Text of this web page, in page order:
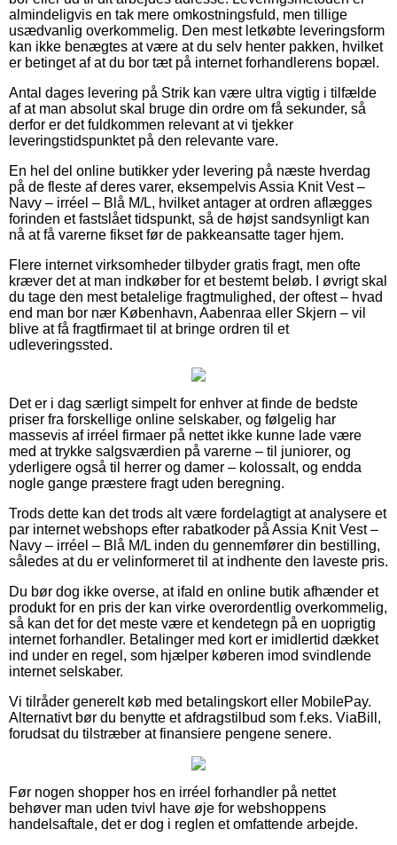
almindeligvis en tak mere omkostningsfuld, men tillige
usædvanlig overkommelig. Den mest letkøbte leveringsform
kan ikke benægtes at være at du selv henter pakken, hvilket
er betinget af at du bor tæt på internet forhandlerens bopæl.
Antal dages levering på Strik kan være ultra vigtig i tilfælde
af at man absolut skal bruge din ordre om få sekunder, så
derfor er det fuldkommen relevant at vi tjekker
leveringstidspunktet på den relevante vare.
En hel del online butikker yder levering på næste hverdag
på de fleste af deres varer, eksempelvis Assia Knit Vest –
Navy – irréel – Blå M/L, hvilket antager at ordren aflægges
forinden et fastslået tidspunkt, så de højst sandsynligt kan
nå at få varerne fikset før de pakkeansatte tager hjem.
Flere internet virksomheder tilbyder gratis fragt, men ofte
kræver det at man indkøber for et bestemt beløb. I øvrigt skal
du tage den mest betalelige fragtmulighed, der oftest – hvad
end man bor nær København, Aabenraa eller Skjern – vil
blive at få fragtfirmaet til at bringe ordren til et
udleveringssted.
Det er i dag særligt simpelt for enhver at finde de bedste
priser fra forskellige online selskaber, og følgelig har
massevis af irréel firmaer på nettet ikke kunne lade være
med at trykke salgsværdien på varerne – til juniorer, og
yderligere også til herrer og damer – kolossalt, og endda
nogle gange præstere fragt uden beregning.
Trods dette kan det trods alt være fordelagtigt at analysere et
par internet webshops efter rabatkoder på Assia Knit Vest –
Navy – irréel – Blå M/L inden du gennemfører din bestilling,
således at du er velinformeret til at indhente den laveste pris.
Du bør dog ikke overse, at ifald en online butik afhænder et
produkt for en pris der kan virke overordentlig overkommelig,
så kan det for det meste være et kendetegn på en uoprigtig
internet forhandler. Betalinger med kort er imidlertid dækket
ind under en regel, som hjælper køberen imod svindlende
internet selskaber.
Vi tilråder generelt køb med betalingskort eller MobilePay.
Alternativt bør du benytte et afdragstilbud som f.eks. ViaBill,
forudsat du tilstræber at finansiere pengene senere.
Før nogen shopper hos en irréel forhandler på nettet
behøver man uden tvivl have øje for webshoppens
handelsaftale, det er dog i reglen et omfattende arbejde.